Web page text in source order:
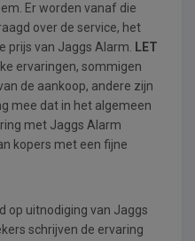
Er worden vanaf die
over de service, het
prijs van Jaggs Alarm.
LET
ervaringen, sommigen
de aankoop, andere zijn
mee dat in het algemeen
met Jaggs Alarm
kopers met een fijne
op uitnodiging van Jaggs
schrijven de ervaring